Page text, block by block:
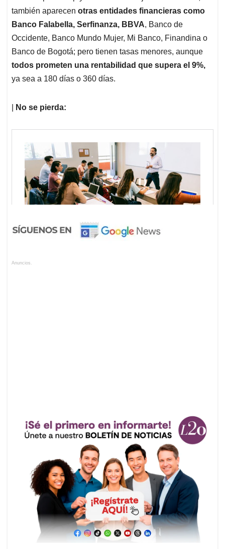
también aparecen otras entidades financieras como
Banco Falabella, Serfinanza, BBVA, Banco de
Occidente, Banco Mundo Mujer, Mi Banco, Finandina o
Banco de Bogotá; pero tienen tasas menores, aunque
todos prometen una rentabilidad que supera el 9%,
ya sea a 180 días o 360 días.
No se pierda:
Anuncios.